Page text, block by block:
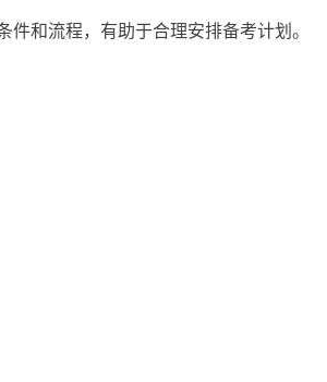
和流程，有助于合理安排备考计划。